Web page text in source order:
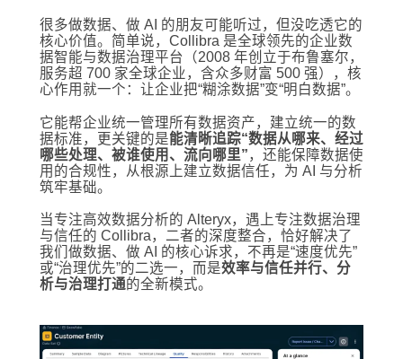
很多做数据、做 AI 的朋友可能听过，但没吃透它的
核心价值。简单说，Collibra 是全球领先的企业数
据智能与数据治理平台（2008 年创立于布鲁塞尔，
服务超 700 家全球企业，含众多财富 500 强），核
心作用就一个：让企业把“糊涂数据”变“明白数据”。
它能帮企业统一管理所有数据资产，建立统一的数
据标准，更关键的是能清晰追踪“数据从哪来、经过
哪些处理、被谁使用、流向哪里”，还能保障数据使
用的合规性，从根源上建立数据信任，为 AI 与分析
筑牢基础。
当专注高效数据分析的 Alteryx，遇上专注数据治理
与信任的 Collibra，二者的深度整合，恰好解决了
我们做数据、做 AI 的核心诉求，不再是“速度优先”
或“治理优先”的二选一，而是效率与信任并行、分
析与治理打通的全新模式。